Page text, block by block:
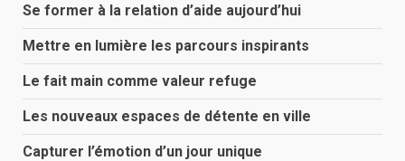
Se former à la relation d’aide aujourd’hui
Mettre en lumière les parcours inspirants
Le fait main comme valeur refuge
Les nouveaux espaces de détente en ville
Capturer l’émotion d’un jour unique